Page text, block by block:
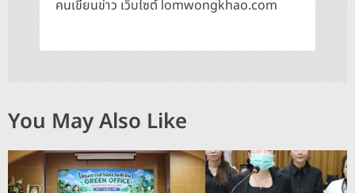
คนเขียนข่าว เว็บไซต์ lomwongkhao.com
You May Also Like